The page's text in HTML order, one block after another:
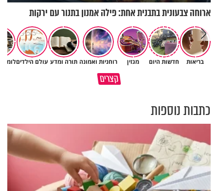
ארוחה צבעונית בתבנית אחת: פילה אמנון בתנור עם ירקות
בריאות חדשות היום מגזין רוחניות ואמונה תורה ומדע עולם הילדים
קצרים
במבט לאחור - האם התקופה
איך ייתכן שיש אנשים שיודעים
שהתורה אמת, ובכל זאת לא
כתבות נוספות